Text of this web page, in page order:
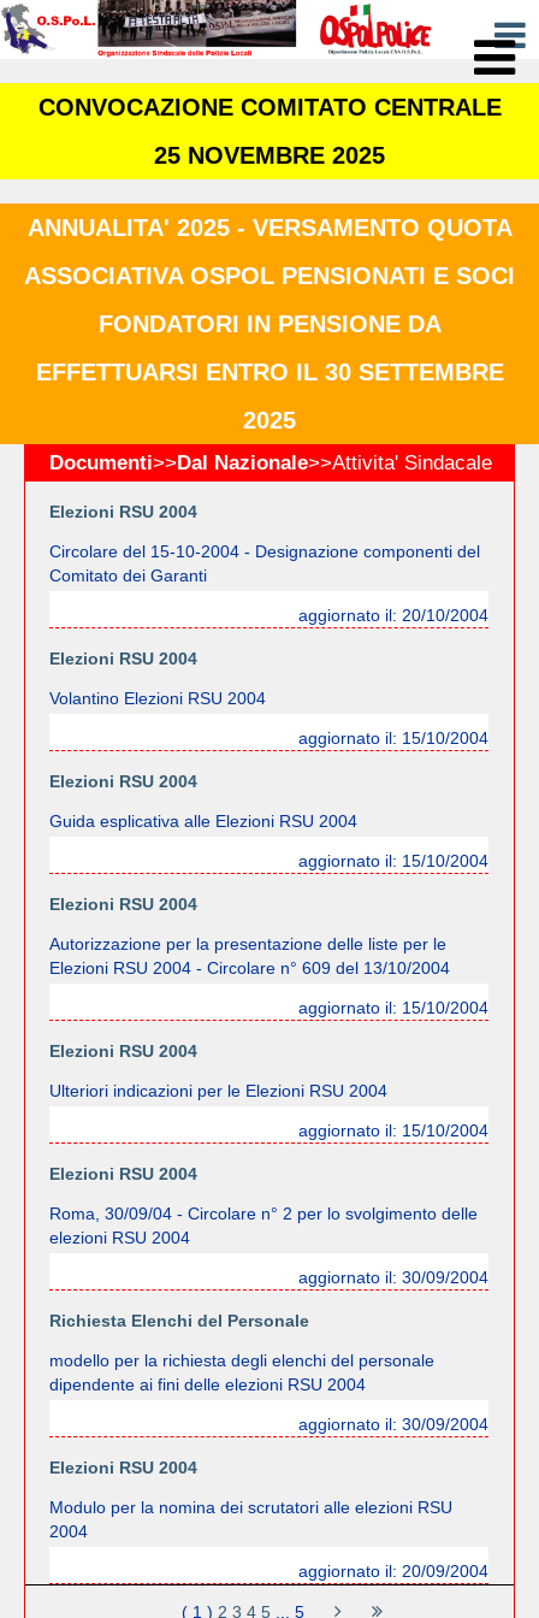
CONVOCAZIONE COMITATO CENTRALE
25 NOVEMBRE 2025
ANNUALITA' 2025 - VERSAMENTO QUOTA
ASSOCIATIVA OSPOL PENSIONATI E SOCI
FONDATORI IN PENSIONE DA
EFFETTUARSI ENTRO IL 30 SETTEMBRE
2025
Documenti>>Dal Nazionale>>Attivita' Sindacale
Elezioni RSU 2004
Circolare del 15-10-2004 - Designazione componenti del
Comitato dei Garanti
aggiornato il: 20/10/2004
Elezioni RSU 2004
Volantino Elezioni RSU 2004
aggiornato il: 15/10/2004
Elezioni RSU 2004
Guida esplicativa alle Elezioni RSU 2004
aggiornato il: 15/10/2004
Elezioni RSU 2004
Autorizzazione per la presentazione delle liste per le
Elezioni RSU 2004 - Circolare n° 609 del 13/10/2004
aggiornato il: 15/10/2004
Elezioni RSU 2004
Ulteriori indicazioni per le Elezioni RSU 2004
aggiornato il: 15/10/2004
Elezioni RSU 2004
Roma, 30/09/04 - Circolare n° 2 per lo svolgimento delle
elezioni RSU 2004
aggiornato il: 30/09/2004
Richiesta Elenchi del Personale
modello per la richiesta degli elenchi del personale
dipendente ai fini delle elezioni RSU 2004
aggiornato il: 30/09/2004
Elezioni RSU 2004
Modulo per la nomina dei scrutatori alle elezioni RSU
2004
aggiornato il: 20/09/2004
( 1 ) 2 3 4 5 ... 5